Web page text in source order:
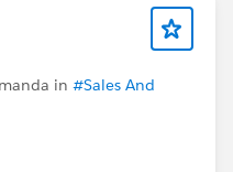
in #Sales And